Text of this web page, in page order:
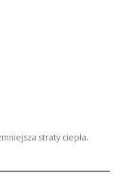
straty ciepła.